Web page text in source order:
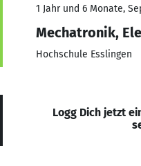
1 Jahr und 6 Monate,
Mechatronik,
Hochschule Esslingen
Logg Dich jetzt